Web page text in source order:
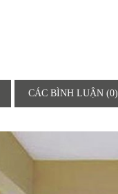
CÁC BÌNH LUẬN (0)